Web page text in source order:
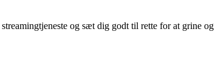
og sæt dig godt til rette for at grine og